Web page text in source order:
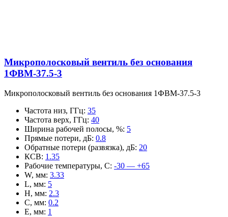
Микрополосковый вентиль без основания
1ФВМ-37.5-3
Микрополосковый вентиль без основания 1ФВМ-37.5-3
Частота низ, ГГц: 35
Частота верх, ГГц: 40
Ширина рабочей полосы, %: 5
Прямые потери, дБ: 0.8
Обратные потери (развязка), дБ: 20
КСВ: 1.35
Рабочие температуры, С: -30 — +65
W, мм: 3.33
L, мм: 5
H, мм: 2.3
C, мм: 0.2
E, мм: 1